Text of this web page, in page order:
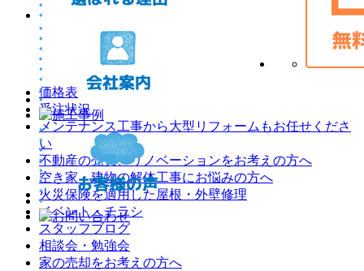
価格表
受注状況
メンテナンス工事から大型リフォームもお任せくださ
い
不動産の売買、リノベーションをお考えの方へ
空き家・建物の解体工事にお悩みの方へ
火災保険を適用した屋根・外壁修理
イベント・チラシ
スタッフブログ
相談会・勉強会
家の売却をお考えの方へ